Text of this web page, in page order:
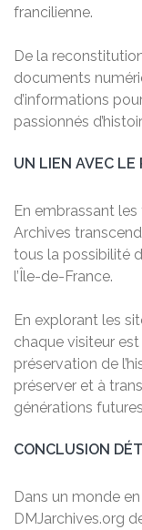
francilienne.
De la
documents
d’informations
passionnés
UN LIEN AVEC LE
En embrassant
Archives
tous la possibilité
l’Île-de-France.
En explorant les
chaque visiteur
préservation de
préserver et à
générations
CONCLUSION
Dans un monde
DMJarchives.org